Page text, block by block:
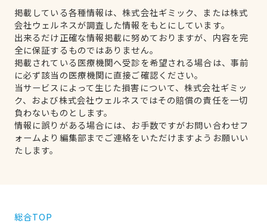
掲載している各種情報は、株式会社ギミック、または株式
会社ウェルネスが調査した情報をもとにしています。
出来るだけ正確な情報掲載に努めておりますが、内容を完
全に保証するものではありません。
掲載されている医療機関へ受診を希望される場合は、事前
に必ず該当の医療機関に直接ご確認ください。
当サービスによって生じた損害について、株式会社ギミッ
ク、および株式会社ウェルネスではその賠償の責任を一切
負わないものとします。
情報に誤りがある場合には、お手数ですがお問い合わせフ
ォームより編集部までご連絡をいただけますようお願いい
たします。
総合TOP